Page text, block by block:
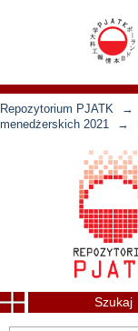
Repozytorium PJATK →
menedżerskich 2021
→
Szukaj